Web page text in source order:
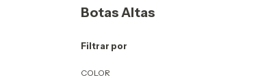
Botas Altas
Filtrar por
COLOR